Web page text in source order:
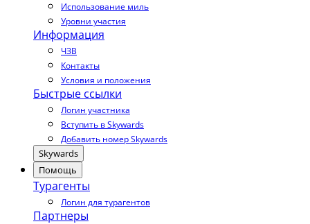
Использование миль
Уровни участия
Информация
ЧЗВ
Контакты
Условия и положения
Быстрые ссылки
Логин участника
Вступить в Skywards
Добавить номер Skywards
Skywards
Помощь
Турагенты
Логин для турагентов
Партнеры